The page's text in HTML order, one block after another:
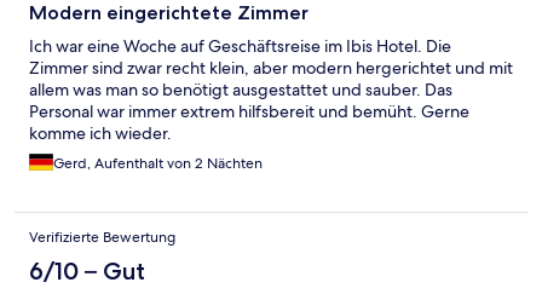
Modern eingerichtete Zimmer
Ich war eine Woche auf Geschäftsreise im Ibis Hotel. Die
Zimmer sind zwar recht klein, aber modern hergerichtet und mit
allem was man so benötigt ausgestattet und sauber. Das
Personal war immer extrem hilfsbereit und bemüht. Gerne
komme ich wieder.
Gerd, Aufenthalt von 2 Nächten
Verifizierte Bewertung
6/10 – Gut